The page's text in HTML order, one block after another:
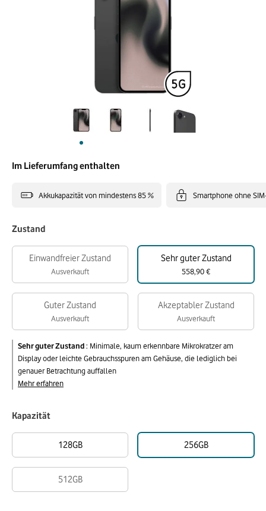
Im Lieferumfang enthalten
Akkukapazität von mindestens 85 % Smartphone ohne
Zustand
Einwandfreier Zustand
Ausverkauft
Sehr guter Zustand
558,90 €
Guter Zustand
Ausverkauft
Akzeptabler Zustand
Ausverkauft
Sehr guter Zustand: Minimale, kaum erkennbare Mikrokratzer am
Display oder leichte Gebrauchsspuren am Gehäuse, die lediglich bei
genauer Betrachtung auffallen
Mehr erfahren
Kapazität
128GB 256GB
512GB